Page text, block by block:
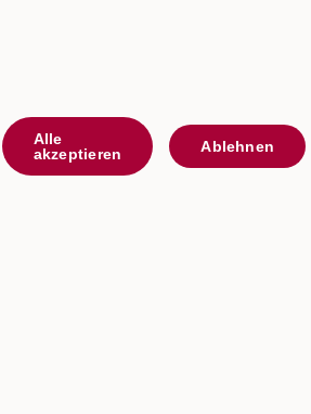
73
52
team.de
uns
Alle
akzeptieren
Ablehnen